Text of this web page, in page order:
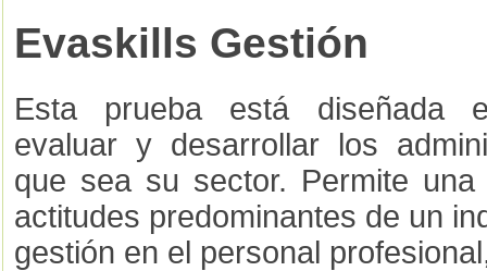
Evaskills Gestión
Esta prueba está diseñada
evaluar y desarrollar los
que sea su sector. Permite
actitudes predominantes de un
gestión en el personal